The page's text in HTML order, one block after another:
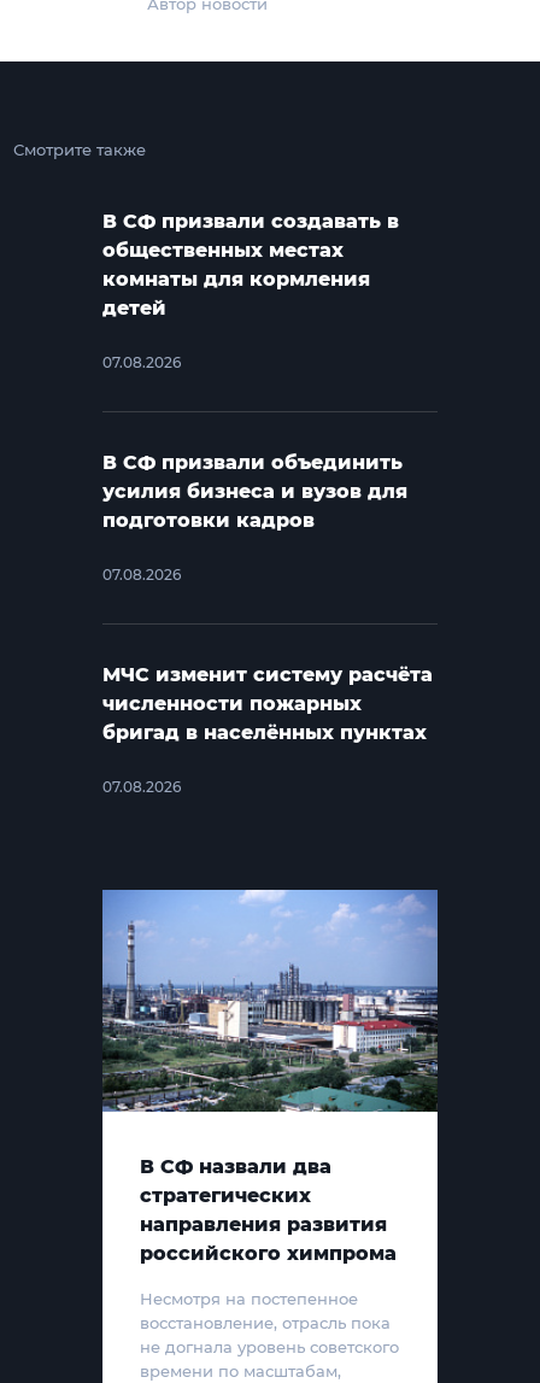
Автор новости
Смотрите также
В СФ призвали создавать в
общественных местах
комнаты для кормления
детей
07.08.2026
В СФ призвали объединить
усилия бизнеса и вузов для
подготовки кадров
07.08.2026
МЧС изменит систему расчёта
численности пожарных
бригад в населённых пунктах
07.08.2026
В СФ назвали два
стратегических
направления развития
российского химпрома
Несмотря на постепенное
восстановление, отрасль пока
не догнала уровень советского
времени по масштабам,